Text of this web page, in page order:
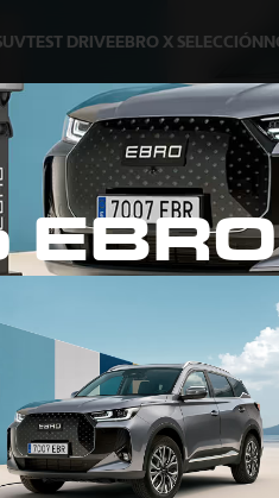
TEST DRIVEEBRO X SELECCIÓN